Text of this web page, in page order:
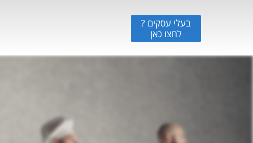
בעלי עסקים ?
לחצו כאן